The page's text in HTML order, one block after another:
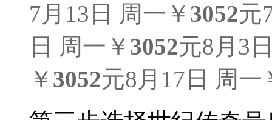
7月13日 周一 ￥ 3052元
日 周一 ￥ 3052元8月3
￥ 3052元8月17日 周一